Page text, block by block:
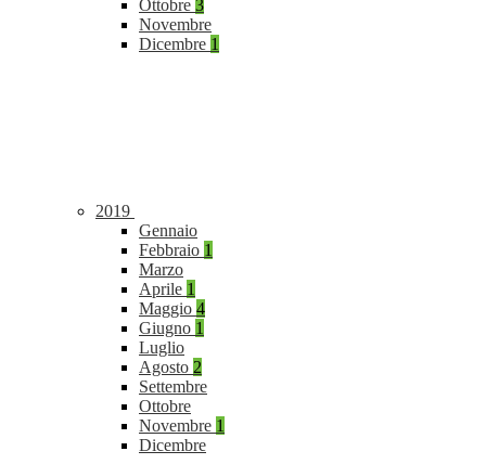
Ottobre 3
Novembre
Dicembre 1
2019
Gennaio
Febbraio 1
Marzo
Aprile 1
Maggio 4
Giugno 1
Luglio
Agosto 2
Settembre
Ottobre
Novembre 1
Dicembre